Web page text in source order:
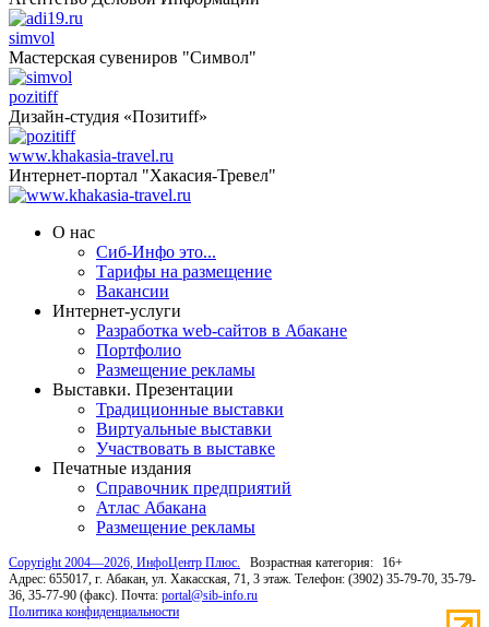
simvol
Мастерская сувениров "Символ"
pozitiff
Дизайн-студия «Позитиff»
www.khakasia-travel.ru
Интернет-портал "Хакасия-Тревел"
О нас
Сиб-Инфо это...
Тарифы на размещение
Вакансии
Интернет-услуги
Разработка web-сайтов в Абакане
Портфолио
Размещение рекламы
Выставки. Презентации
Традиционные выставки
Виртуальные выставки
Участвовать в выставке
Печатные издания
Справочник предприятий
Атлас Абакана
Размещение рекламы
Copyright 2004—2026, ИнфоЦентр Плюс. Возрастная категория:
16+
Адрес: 655017, г. Абакан, ул. Хакасская, 71, 3 этаж. Телефон: (3902) 35-79-70, 35-79-
36, 35-77-90 (факс). Почта: portal@sib-info.ru
Политика конфиденциальности